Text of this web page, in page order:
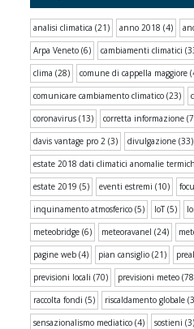
analisi climatica (21) anno 2018 (4)
Arpa Veneto (6) cambiamenti climatici
clima (28) comune di cappella maggiore
comunicare cambiamento climatico (23)
coronavirus (13) corretta informazione
davis vantage pro 2 (3) divulgazione (33)
estate 2018 dati climatici anomalie
estate 2019 (5) eventi estremi (10)
inquinamento atmosferico (5) IoT(5)
meteobridge (6) meteoravanel (24)
pagine web (4) pian cansiglio (21)
previsioni locali (70) previsioni meteo
raccolta fondi (5) riscaldamento globale
sensazionalismo mediatico (4) sostieni (3)